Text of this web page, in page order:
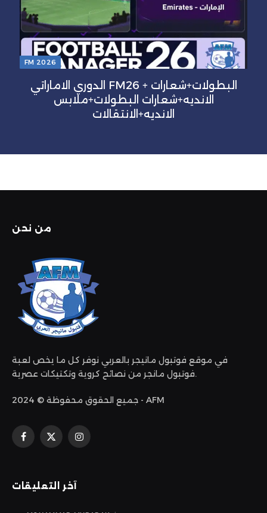
FM 2026
الدوري الاماراتي FM26 + البطولات+شعارات
الانديه+شعارات البطولات+ملابس
الانديه+الانتقالات
من نحن
في موقع فوتبول مانيجر بالعربي نوفر كل ما يخص لعبة
فوتبول مانجر من نصائح كروية وتكتيكات عصرية.
جميع الحقوق محفوظة © 2024 - AFM
فيسبوك
X
الانستغرام
آخر التعليقات